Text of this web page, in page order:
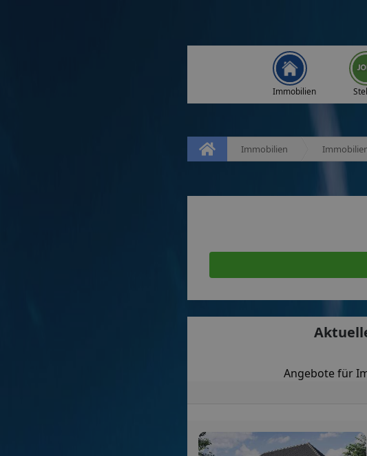
Immobilien
Immobilien
Angebote für